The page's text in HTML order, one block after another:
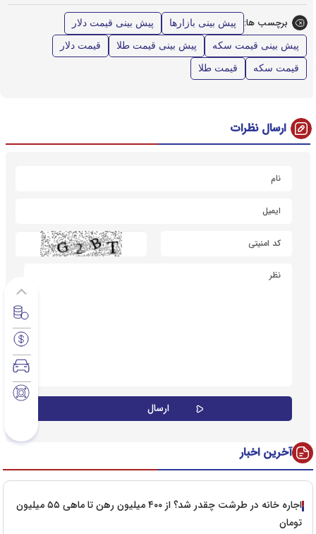
برچسب ها: پیش بینی بازارها پیش بینی قیمت دلار
پیش بینی قیمت سکه پیش بینی قیمت طلا قیمت دلار
قیمت سکه قیمت طلا
ارسال نظرات
آخرین اخبار
اجاره خانه در طرشت چقدر شد؟ از ۴۰۰ میلیون رهن تا ماهی ۵۵ میلیون
تومان